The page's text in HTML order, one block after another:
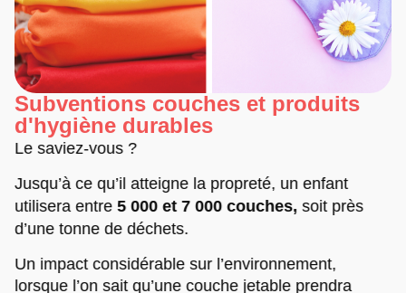
Subventions couches et produits
d'hygiène durables
Le saviez-vous ?
Jusqu’à ce qu’il atteigne la propreté, un enfant
utilisera entre 5 000 et 7 000 couches, soit près
d’une tonne de déchets.
Un impact considérable sur l’environnement,
lorsque l’on sait qu’une couche jetable prendra